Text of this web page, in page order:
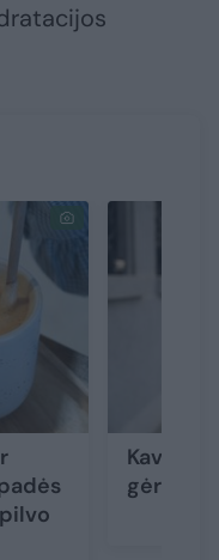
Kava:
gėrimą,